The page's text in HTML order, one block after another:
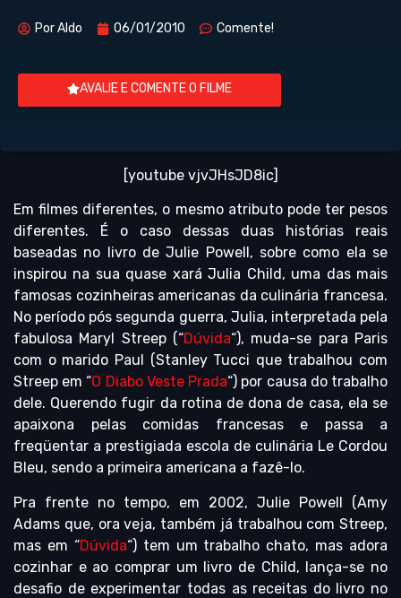
PorAldo 06/01/2010 Comente!
AVALIE E COMENTE O FILME
[youtube vjvJHsJD8ic]
Em filmes diferentes, o mesmo atributo pode ter pesos
diferentes. É o caso dessas duas histórias reais
baseadas no livro de Julie Powell, sobre como ela se
inspirou na sua quase xará Julia Child, uma das mais
famosas cozinheiras americanas da culinária francesa.
No período pós segunda guerra, Julia, interpretada pela
fabulosa Maryl Streep (“Dúvida“), muda-se para Paris
com o marido Paul (Stanley Tucci que trabalhou com
Streep em “O Diabo Veste Prada“) por causa do trabalho
dele. Querendo fugir da rotina de dona de casa, ela se
apaixona pelas comidas francesas e passa a
freqüentar a prestigiada escola de culinária Le Cordou
Bleu, sendo a primeira americana a fazê-lo.
Pra frente no tempo, em 2002, Julie Powell (Amy
Adams que, ora veja, também já trabalhou com Streep,
mas em “Dúvida“) tem um trabalho chato, mas adora
cozinhar e ao comprar um livro de Child, lança-se no
desafio de experimentar todas as receitas do livro no